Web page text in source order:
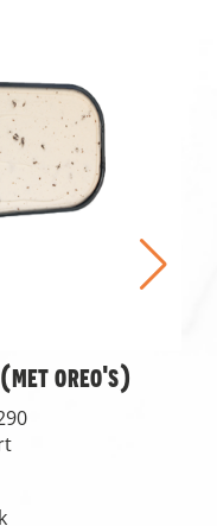
oreo's)